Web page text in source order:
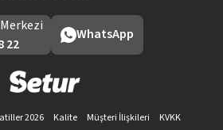
22
WhatsApp
2026 Kalite Müşteri İlişkileri
KVKK